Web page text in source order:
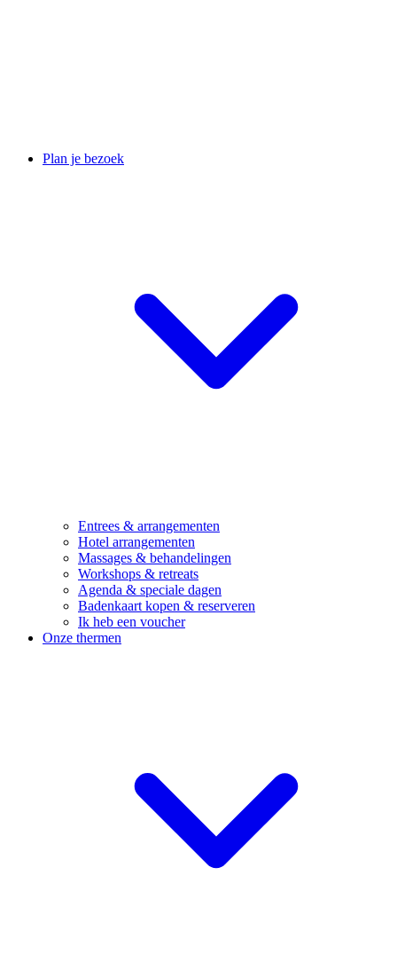
Plan je bezoek
Entrees & arrangementen
Hotel arrangementen
Massages & behandelingen
Workshops & retreats
Agenda & speciale dagen
Badenkaart kopen & reserveren
Ik heb een voucher
Onze thermen